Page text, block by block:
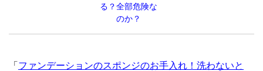
る？全部危険な
のか？
「 ファンデーションのスポンジのお手入れ！洗わないと